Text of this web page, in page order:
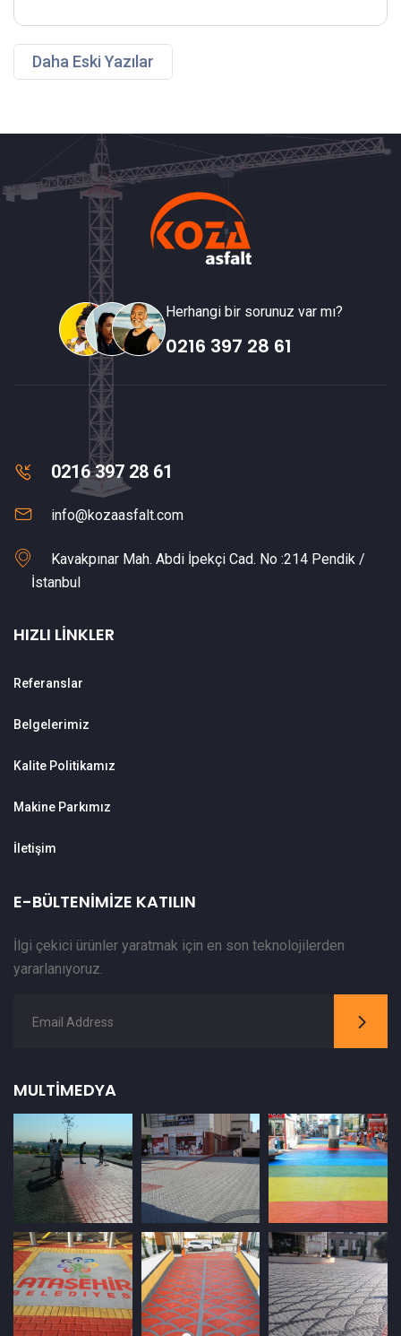
Daha Eski Yazılar
Herhangi bir sorunuz var mı?
0216 397 28 61
0216 397 28 61
info@kozaasfalt.com
Kavakpınar Mah. Abdi İpekçi Cad. No :214 Pendik /
İstanbul
HIZLI LINKLER
Referanslar
Belgelerimiz
Kalite Politikamız
Makine Parkımız
İletişim
E-BÜLTENIMIZE KATILIN
İlgi çekici ürünler yaratmak için en son teknolojilerden
yararlanıyoruz.
MULTIMEDYA